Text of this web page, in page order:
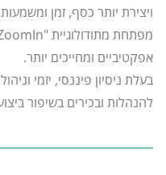
ויצירת יותר כסף, זמן
אפקטיביים ומחייכים יותר.
בעלת ניסיון פיננסי, יזמי
להנהלות ובכירים בשיפור